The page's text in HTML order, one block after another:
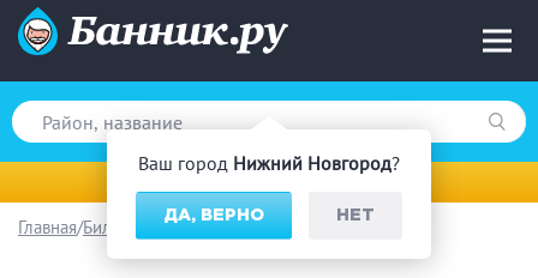
Ваш город Нижний Новгород?
ДА, ВЕРНО НЕТ
Вид парной
Главная Бильярд